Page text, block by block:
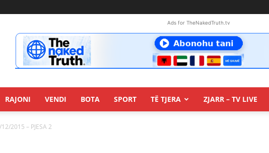
Ads for TheNakedTruth.tv
RAJONI VENDI BOTA SPORT TË TJERA ZJARR – TV LIVE
2015 – PJESA 2